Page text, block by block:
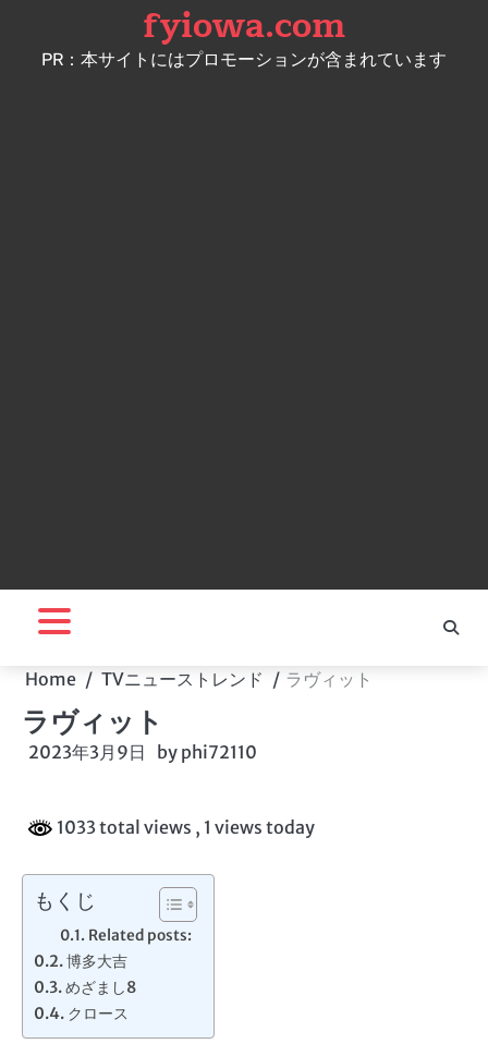
content
fyiowa.com
PR：本サイトにはプロモーションが含まれています
Home TVニューストレンド ラヴィット
ラヴィット
2023年3月9日 by phi72110
1033 total views , 1 views today
もくじ
Related posts:
博多大吉
めざまし8
クロース